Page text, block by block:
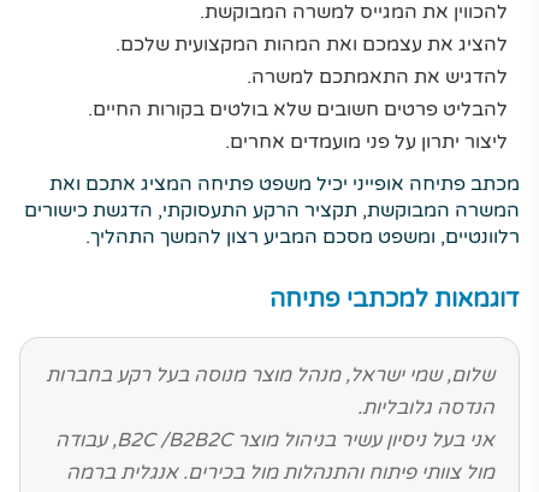
להכווין את המגייס למשרה המבוקשת.
להציג את עצמכם ואת המהות המקצועית שלכם.
להדגיש את התאמתכם למשרה.
להבליט פרטים חשובים שלא בולטים בקורות החיים.
ליצור יתרון על פני מועמדים אחרים.
מכתב פתיחה אופייני יכיל משפט פתיחה המציג אתכם ואת
המשרה המבוקשת, תקציר הרקע התעסוקתי, הדגשת כישורים
רלוונטיים, ומשפט מסכם המביע רצון להמשך התהליך.
דוגמאות למכתבי פתיחה
שלום, שמי ישראל, מנהל מוצר מנוסה בעל רקע בחברות
הנדסה גלובליות.
אני בעל ניסיון עשיר בניהול מוצר B2C /B2B2C, עבודה
מול צוותי פיתוח והתנהלות מול בכירים. אנגלית ברמה